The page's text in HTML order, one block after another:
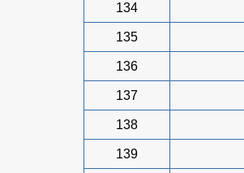
134
135
136
137
138
139